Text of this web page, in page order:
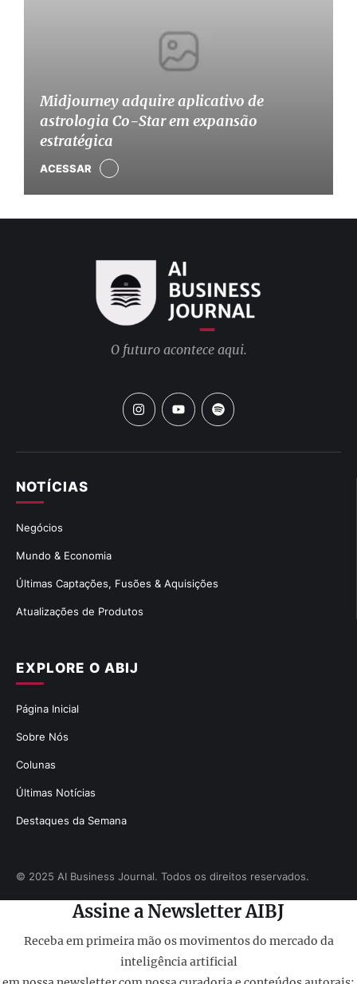
Midjourney adquire aplicativo de
astrologia Co-Star em expansão
estratégica
ACESSAR
EXPLORE O ABIJ
Página Inicial
Sobre Nós
Colunas
Últimas Notícias
Destaques da Semana
NOTÍCIAS
Negócios
Mundo & Economia
Últimas Captações, Fusões & Aquisições
Atualizações de Produtos
O futuro acontece aqui.
© 2025 AI Business Journal. Todos os direitos reservados.
Assine a Newsletter AIBJ
Receba em primeira mão os movimentos do mercado da
inteligência artificial